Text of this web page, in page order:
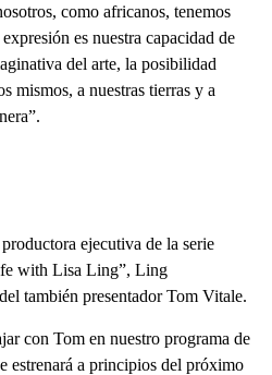
como africanos, tenemos
es nuestra capacidad de
del arte, la posibilidad
mismos, a nuestras tierras y a
ejecutiva de la serie
with Lisa Ling”, Ling
también presentador Tom Vitale.
con Tom en nuestro programa de
estrenará a principios del próximo